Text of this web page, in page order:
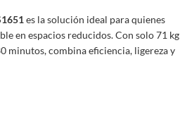
es la solución ideal para quienes
en espacios reducidos. Con solo 71 kg
minutos, combina eficiencia, ligereza y